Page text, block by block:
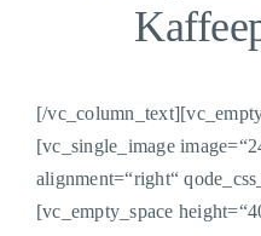
[/
[vc_single_image
alignment=“right“
[vc_empty_space